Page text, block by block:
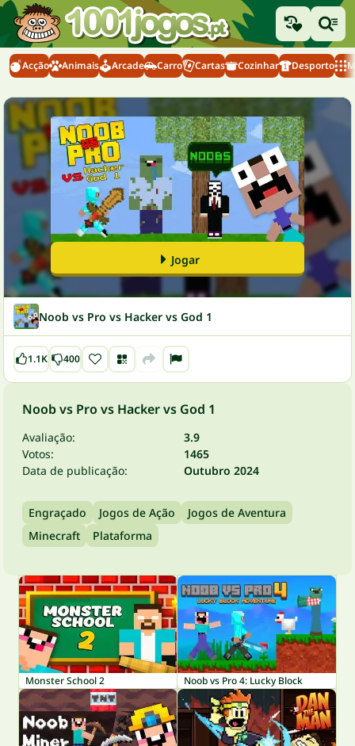
Acção Animais Arcade Carro Cartas Cozinhar Desporto
Jogar
Noob vs Pro vs Hacker vs God 1
1.1K 400
Noob vs Pro vs Hacker vs God 1
Avaliação:
3.9
Votos:
1465
Data de publicação:
Outubro 2024
Engraçado Jogos de Ação
Jogos de Aventura
Minecraft
Plataforma
Monster School 2 Noob vs Pro 4: Lucky Block